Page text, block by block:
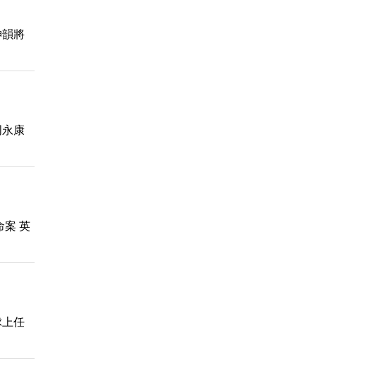
將
康
案 英
任